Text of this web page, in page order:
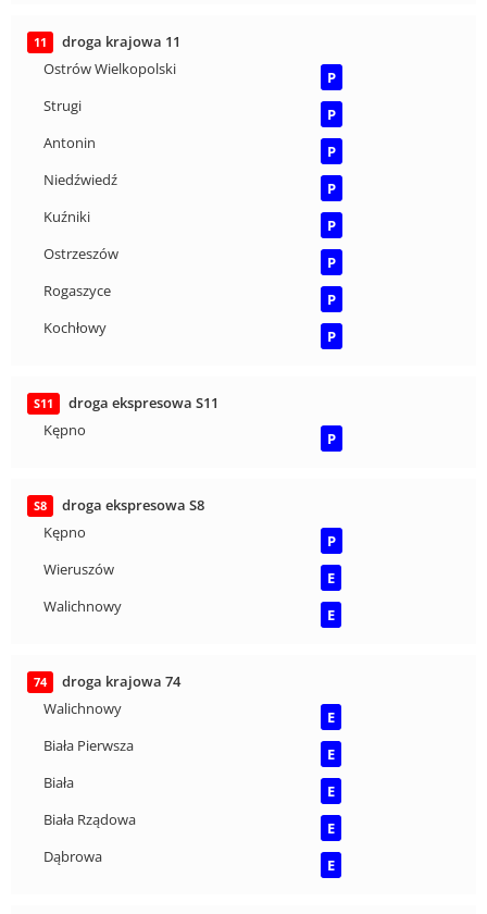
11
droga krajowa 11
Ostrów Wielkopolski
P
Strugi
P
Antonin
P
Niedźwiedź
P
Kuźniki
P
Ostrzeszów
P
Rogaszyce
P
Kochłowy
P
S11
droga ekspresowa S11
Kępno
P
S8
droga ekspresowa S8
Kępno
P
Wieruszów
E
Walichnowy
E
74
droga krajowa 74
Walichnowy
E
Biała Pierwsza
E
Biała
E
Biała Rządowa
E
Dąbrowa
E